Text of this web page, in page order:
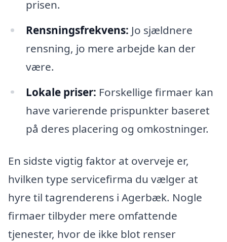
prisen.
Rensningsfrekvens: Jo sjældnere
rensning, jo mere arbejde kan der
være.
Lokale priser: Forskellige firmaer kan
have varierende prispunkter baseret
på deres placering og omkostninger.
En sidste vigtig faktor at overveje er,
hvilken type servicefirma du vælger at
hyre til tagrenderens i Agerbæk. Nogle
firmaer tilbyder mere omfattende
tjenester, hvor de ikke blot renser